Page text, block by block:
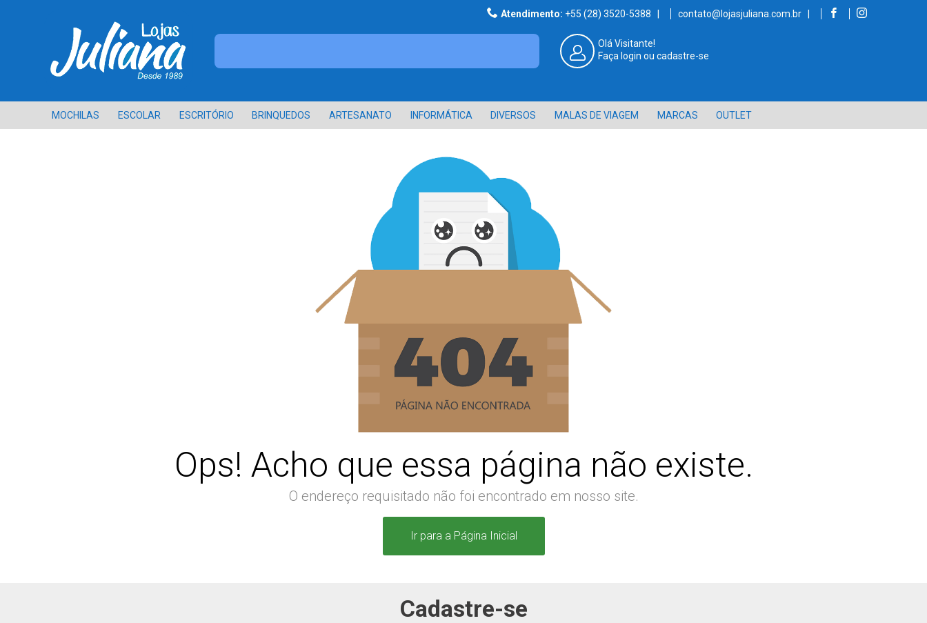
Atendimento: +55 (28) 3520-5388 | contato@lojasjuliana.com.br |
Olá Visitante!
Faça login ou cadastre-se
MOCHILAS ESCOLAR ESCRITÓRIO BRINQUEDOS ARTESANATO INFORMÁTICA DIVERSOS MALAS DE VIAGEM MARCAS OUTLET
Ops! Acho que essa página não existe.
O endereço requisitado não foi encontrado em nosso site.
Ir para a Página Inicial
Cadastre-se